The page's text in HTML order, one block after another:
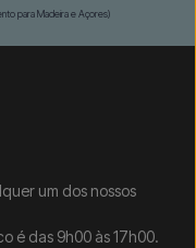
para Madeira e Açores)
um dos nossos
é das 9h00 às 17h00.